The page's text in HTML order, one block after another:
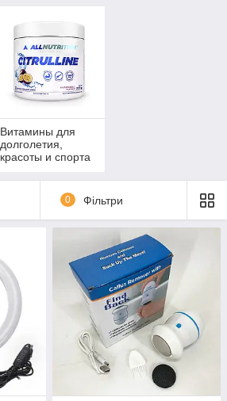
Витамины для
долголетия,
красоты и спорта
0 Фільтри